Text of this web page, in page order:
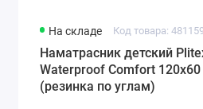
На складе Код товара:
Наматрасник детский
Waterproof Comfort
(резинка по углам)